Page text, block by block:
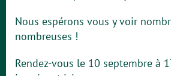
Nous espérons vous y voir
nombreuses !
Rendez-vous le 10 septembre à